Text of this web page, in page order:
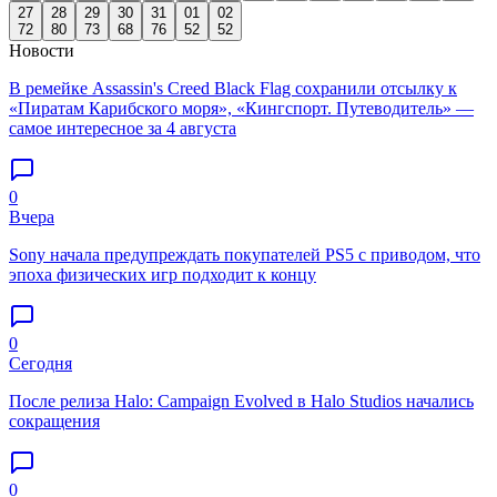
27
72
28
80
29
73
30
68
31
76
01
52
02
52
Новости
В ремейке Assassin's Creed Black Flag сохранили отсылку к
«Пиратам Карибского моря», «Кингспорт. Путеводитель» —
самое интересное за 4 августа
0
Вчера
Sony начала предупреждать покупателей PS5 с приводом, что
эпоха физических игр подходит к концу
0
Сегодня
После релиза Halo: Campaign Evolved в Halo Studios начались
сокращения
0